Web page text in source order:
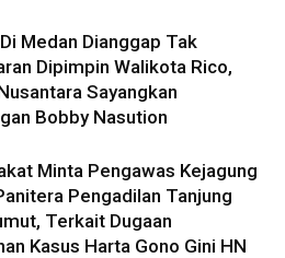
Medan Dianggap Tak
Dipimpin Walikota Rico,
Sayangkan
Bobby Nasution
Minta Pengawas Kejagung
Pengadilan Tanjung
Terkait Dugaan
Kasus Harta Gono Gini HN